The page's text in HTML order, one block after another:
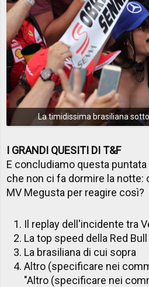
La timidissima brasiliana
I GRANDI QUESITI DI T&F
E concludiamo questa
che non ci fa dormire la notte:
MV Megusta per reagire così?
Il replay dell'incidente tra
La top speed della Red
La brasiliana di cui sopra
Altro (specificare nei
"Altro (specificare nei